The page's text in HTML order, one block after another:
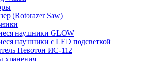
(Rotorazer Saw)
наушники GLOW
наушники с LED подсветкой
Невотон ИС-112
хранения